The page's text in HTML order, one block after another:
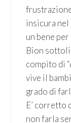
insicura nel
un bene
Bion
compito di
vive il
grado di
E’ corretto
non farla